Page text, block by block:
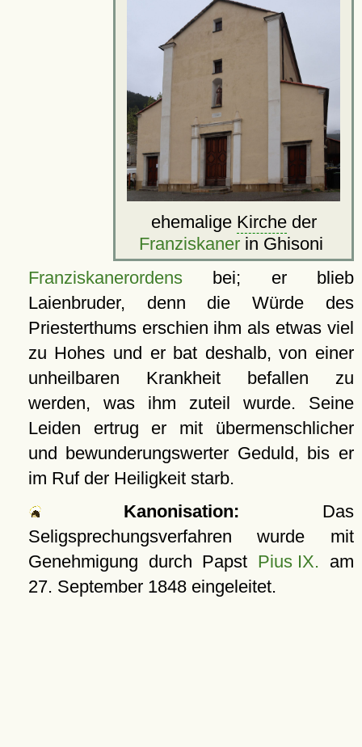
ehemalige Kircheder
Franziskaner in Ghisoni
Franziskanerordensbei; er blieb
Laienbruder, denn die Würde des
Priesterthums erschien ihm als etwas viel
zu Hohes und er bat deshalb, von einer
unheilbaren Krankheit befallen zu
werden, was ihm zuteil wurde. Seine
Leiden ertrug er mit übermenschlicher
und bewunderungswerter Geduld, bis er
im Ruf der Heiligkeit starb.
Kanonisation: Das
Seligsprechungsverfahren wurde mit
Genehmigung durch Papst Pius IX. am
27. September 1848eingeleitet.